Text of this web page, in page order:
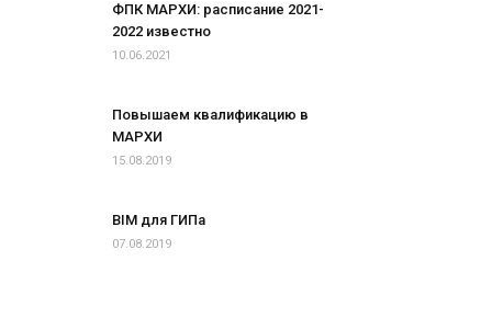
ФПК МАРХИ: расписание 2021-
2022 известно
10.06.2021
Повышаем квалификацию в
МАРХИ
15.08.2019
BIM для ГИПа
07.08.2019